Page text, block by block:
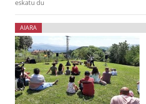
eskatu du
AIARA